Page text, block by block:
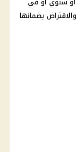
بضمانها